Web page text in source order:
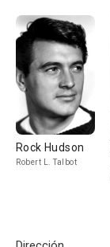
Rock Hudson
Robert L. Talbot